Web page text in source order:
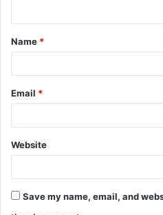
Name *
Email *
Website
Save my name, email, and